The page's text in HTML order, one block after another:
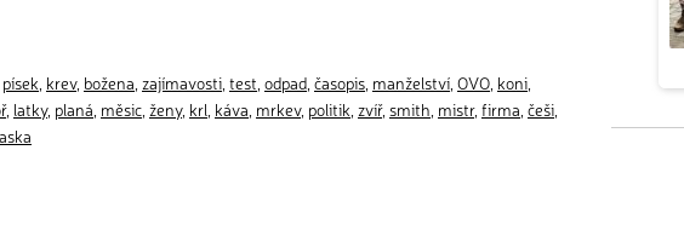
písek krev, božena zajímavosti test odpad časopis manželství OVO koni
, latky, planá měsic ženy, krl káva mrkev, politik zvíř, smith mistr, firma češi